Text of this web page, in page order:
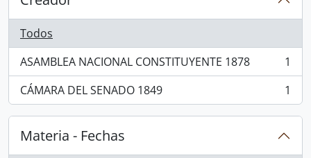
Todos
ASAMBLEA NACIONAL CONSTITUYENTE 1878
, 1 resultados
1
CÁMARA DEL SENADO 1849
, 1 resultados 1
Materia - Fechas